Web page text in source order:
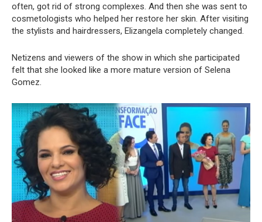
often, got rid of strong complexes. And then she was sent to
cosmetologists who helped her restore her skin. After visiting
the stylists and hairdressers, Elizangela completely changed.
Netizens and viewers of the show in which she participated
felt that she looked like a more mature version of Selena
Gomez.